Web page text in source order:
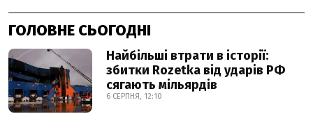
ГОЛОВНЕ СЬОГОДНІ
Найбільші втрати в історії:
збитки Rozetka від ударів РФ
сягають мільярдів
6 СЕРПНЯ, 12:10